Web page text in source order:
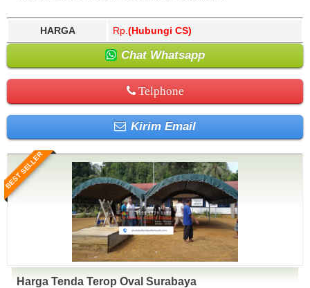
HARGA Rp. (Hubungi CS)
Chat Whatsapp
Telphone
Kirim Email
BEST SELLER
Harga Tenda Terop Oval Surabaya